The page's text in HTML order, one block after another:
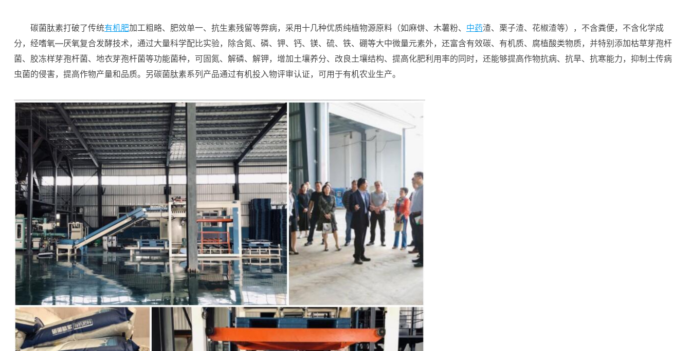
碳菌肽素打破了传统有机肥加工粗略、肥效单一、抗生素残留等弊病，采用十几种优质纯植物源原料（如麻饼、木薯粉、 中药渣、栗子渣、花椒渣等），不含粪便，不含化学成
分，经嗜氧—厌氧复合发酵技术，通过大量科学配比实验，除含氮、磷、钾、钙、镁、硫、铁、硼等大中微量元素外，还富含有效碳、有机质、腐植酸类物质，并特别添加枯草芽孢杆
菌、胶冻样芽孢杆菌、地衣芽孢杆菌等功能菌种，可固氮、解磷、解钾，增加土壤养分、改良土壤结构、提高化肥利用率的同时，还能够提高作物抗病、抗旱、抗寒能力，抑制土传病
虫菌的侵害，提高作物产量和品质。另碳菌肽素系列产品通过有机投入物评审认证，可用于有机农业生产。